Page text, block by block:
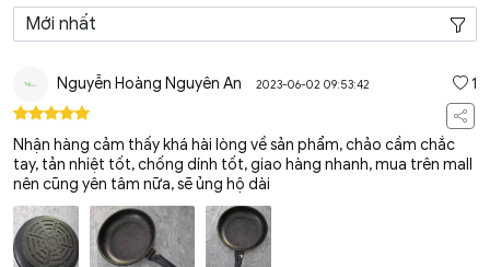
Nguyễn Hoàng Nguyên An 2023-06-02 09:53:42 1
Nhận hàng cảm thấy khá hài lòng về sản phẩm, chảo cầm chắc
tay, tản nhiệt tốt, chống dính tốt, giao hàng nhanh, mua trên mall
nên cũng yên tâm nữa, sẽ ủng hộ dài